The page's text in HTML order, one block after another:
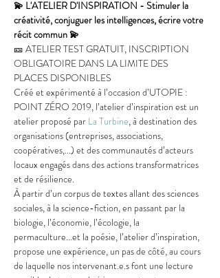
💫 L'ATELIER D'INSPIRATION - Stimuler la
créativité, conjuguer les intelligences, écrire votre
récit commun 💫
🎫 ATELIER TEST GRATUIT, INSCRIPTION
OBLIGATOIRE DANS LA LIMITE DES
PLACES DISPONIBLES
Créé et expérimenté à l’occasion d’UTOPIE :
POINT ZÉRO 2019, l’atelier d’inspiration est un
atelier proposé par La Turbine, à destination des
organisations (entreprises, associations,
coopératives,...) et des communautés d’acteurs
locaux engagés dans des actions transformatrices
et de résilience.
À partir d’un corpus de textes allant des sciences
sociales, à la science-fiction, en passant par la
biologie, l’économie, l’écologie, la
permaculture...et la poésie, l’atelier d’inspiration,
propose une expérience, un pas de côté, au cours
de laquelle nos intervenant.e.s font une lecture